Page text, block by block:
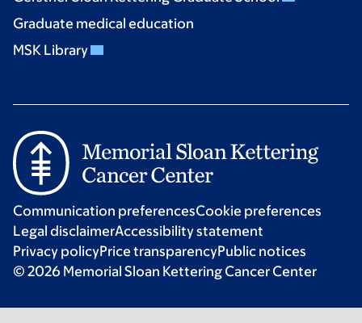
Graduate medical education
MSK Library
Communication preferencesCookie preferences
Legal disclaimerAccessibility statement
Privacy policyPrice transparencyPublic notices
© 2026 Memorial Sloan Kettering Cancer Center